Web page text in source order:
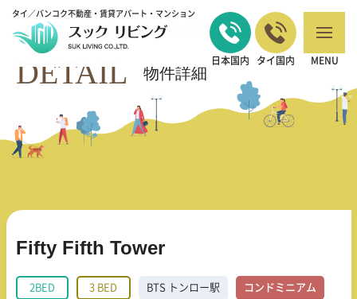
タイ／バンコク不動産・賃貸アパート・マンション
日本国内 タイ国内 MENU
バンコクの不動産・賃貸 TOP >2BED > Fifty Fifth Tower
DETAIL 物件詳細
Fifty Fifth Tower
2BED 3 BED BTS トンロー駅 コンドミニアム